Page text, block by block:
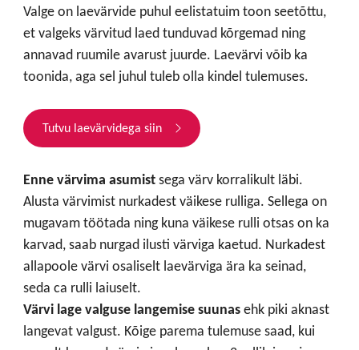
Valge on laevärvide puhul eelistatuim toon seetõttu,
et valgeks värvitud laed tunduvad kõrgemad ning
annavad ruumile avarust juurde. Laevärvi võib ka
toonida, aga sel juhul tuleb olla kindel tulemuses.
Tutvu laevärvidega siin
Enne värvima asumistsega värv korralikult läbi.
Alusta värvimist nurkadest väikese rulliga. Sellega on
mugavam töötada ning kuna väikese rulli otsas on ka
karvad, saab nurgad ilusti värviga kaetud. Nurkadest
allapoole värvi osaliselt laevärviga ära ka seinad,
seda ca rulli laiuselt.
Värvi lage valguse langemise suunasehk piki aknast
langevat valgust. Kõige parema tulemuse saad, kui